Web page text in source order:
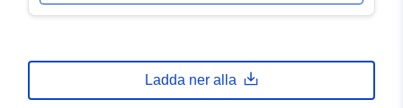
Ladda ner alla